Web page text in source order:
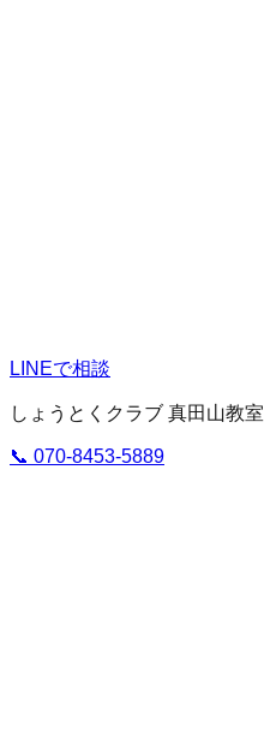
LINEで相談
しょうとくクラブ 真田山教室
📞 070-8453-5889